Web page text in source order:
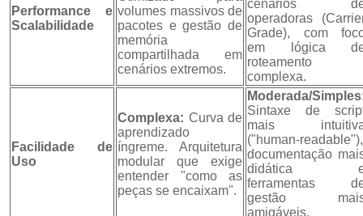
Performance e
Scalabilidade
volumes massivos de
pacotes e gestão de
memória
compartilhada em
cenários extremos.
cenários
operadoras
Grade), com
em lógica
roteamento
complexa.
Facilidade de
Uso
Complexa: Curva de
aprendizado
íngreme. Arquitetura
modular que exige
entender "como as
peças se encaixam".
Moderada/
Sintaxe de
mais
("human-readable"),
documentação
didática
ferramentas
gestão
amigáveis.